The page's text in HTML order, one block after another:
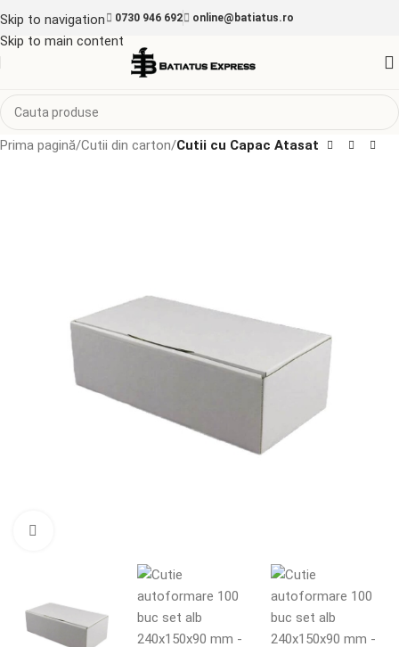
Skip to navigation
Skip to main content
0730 946 692 online@batiatus.ro
Prima pagină Cutii din carton Cutii cu Capac Atasat